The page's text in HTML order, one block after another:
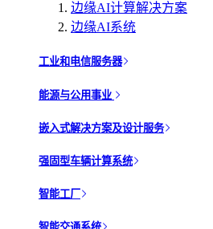
边缘AI计算解决方案
边缘AI系统
工业和电信服务器
能源与公用事业
嵌入式解决方案及设计服务
强固型车辆计算系统
智能工厂